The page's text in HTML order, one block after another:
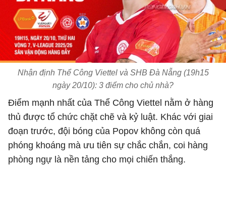
Nhận định Thể Công Viettel và SHB Đà Nẵng (19h15
ngày 20/10): 3 điểm cho chủ nhà?
Điểm mạnh nhất của Thể Công Viettel nằm ở hàng
thủ được tổ chức chặt chẽ và kỷ luật. Khác với giai
đoạn trước, đội bóng của Popov không còn quá
phóng khoáng mà ưu tiên sự chắc chắn, coi hàng
phòng ngự là nền tảng cho mọi chiến thắng.